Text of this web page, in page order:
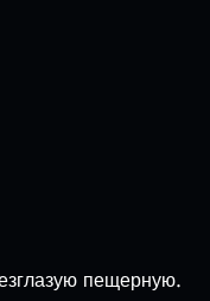
пещерную.